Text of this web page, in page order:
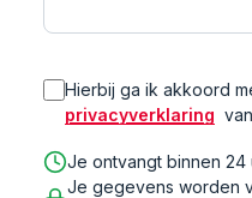
Hierbij ga ik akkoord
privacyverklaring
Je ontvangt binnen 24
Je gegevens worden